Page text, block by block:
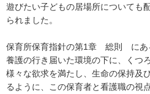
遊びたい子どもの居場所についても
られました。
保育所保育指針の第1章 総則 にあ
養護の行き届いた環境の下に、くつ
様々な欲求を満たし、生命の保持及
るように、この保育者と看護職の視